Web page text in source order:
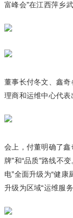
富峰会”在江西萍乡
董事长付冬文、鑫
理商和运维中心代表
会上，付董明确了鑫
牌”和“品质”路线不
电”全面升级为“健康
升级为区域“运维服务